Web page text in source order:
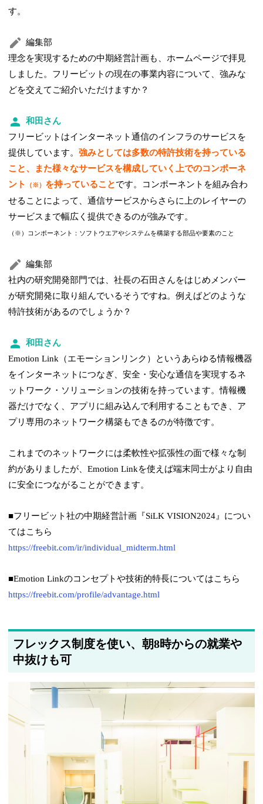
す。
編集部
理念を実現するための中期経営計画も、ホームページで拝見
しました。フリービットの現在の事業内容について、強みな
どを交えてご紹介いただけますか？
和田さん
フリービットはインターネット通信のインフラのサービスを
提供しています。強みとしては多数の特許技術を持っている
こと、また様々なサービスを構成していく上でのコンポーネ
ント
（※） を持っていることです。コンポーネントを組み合わ
せることによって、通信サービスからさらに上のレイヤーの
サービスまで幅広く提供できるのが強みです。
（※）コンポーネント：ソフトウエアやシステムを構築する部品や要素のこと
編集部
社内の研究開発部門では、社長の石田さんをはじめメンバー
が研究開発に取り組んでいるそうですね。例えばどのような
特許技術があるのでしょうか？
和田さん
Emotion Link（エモーションリンク）というあらゆる情報機器
をインターネットにつなぎ、安全・安心な通信を実現するネ
ットワーク・ソリューションの技術を持っています。情報機
器だけでなく、アプリに組み込んで利用することもでき、ア
プリ専用のネットワーク構築もできるのが特徴です。
これまでのネットワークには柔軟性や拡張性の面で様々な制
約がありましたが、Emotion Linkを使えば端末同士がより自由
に安全につながることができます。
■フリービット社の中期経営計画『SiLK VISION2024』につい
てはこちら
https://freebit.com/ir/individual_midterm.html
■Emotion Linkのコンセプトや技術的特長についてはこちら
https://freebit.com/profile/advantage.html
フレックス制度を使い、朝8時からの就業や
中抜けも可